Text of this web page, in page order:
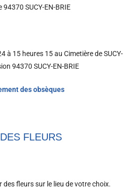
94370 SUCY-EN-BRIE
à 15 heures 15 au Cimetière de SUCY-
94370 SUCY-EN-BRIE
des obsèques
FLEURS
des fleurs sur le lieu de votre choix.